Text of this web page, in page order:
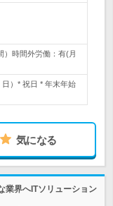
）時間外労働：有(月
）* 祝日 * 年末年始
気になる
業界へITソリューション